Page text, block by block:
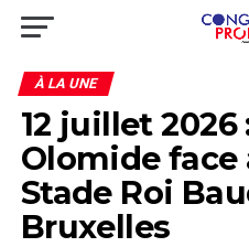
À LA UNE
12 juillet 2026
Olomide face
Stade Roi
Bruxelles